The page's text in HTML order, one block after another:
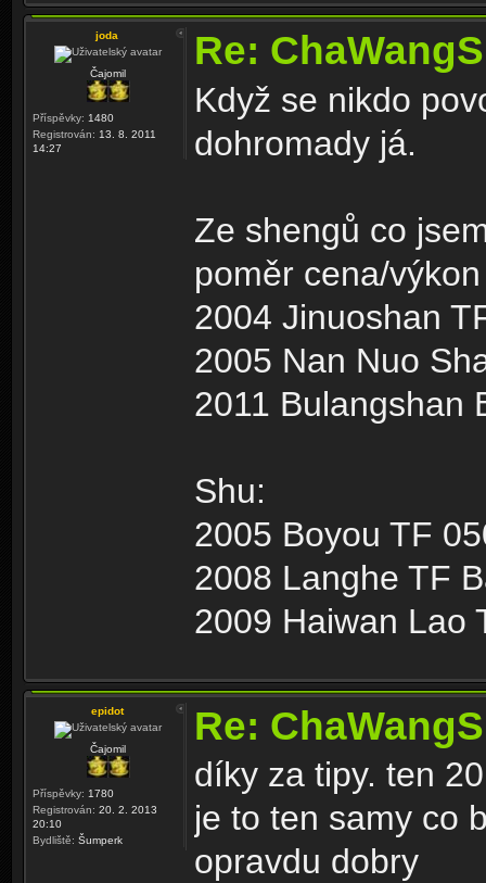
joda
Čajomil
Příspěvky: 1480
Registrován: 13. 8. 2011
14:27
Re:
Když se nikdo
dohromady já.
Ze shengů co
poměr cena/
2004 Jinuoshan
2005 Nan Nuo
2011 Bulangshan
Shu:
2005 Boyou TF
2008 Langhe TF
2009 Haiwan Lao
epidot
Čajomil
Příspěvky: 1780
Registrován: 20. 2. 2013
20:10
Bydliště: Šumperk
Re:
díky za tipy. ten
je to ten samy co
opravdu dobry